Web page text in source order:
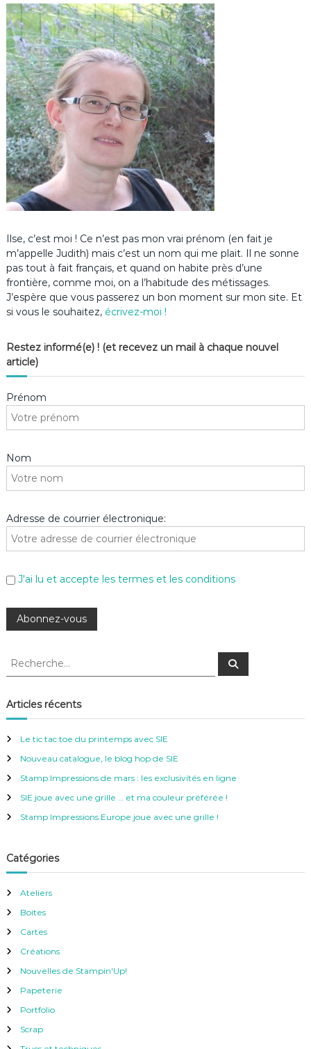
Ilse, c’est moi ! Ce n’est pas mon vrai prénom (en fait je
m’appelle Judith) mais c’est un nom qui me plait. Il ne sonne
pas tout à fait français, et quand on habite près d’une
frontière, comme moi, on a l’habitude des métissages.
J’espère que vous passerez un bon moment sur mon site. Et
si vous le souhaitez,écrivez-moi !
Restez informé(e) ! (et recevez un mail à chaque nouvel
article)
Prénom
Nom
Adresse de courrier électronique:
J'ai lu et accepte les termes et les conditions
R
h
e
c
h
e
:
R
c
Articles récents
Le tic tac toe du printemps avec SIE
Nouveau catalogue, le blog hop de SIE
Stamp Impressions de mars : les exclusivités en ligne
SIE joue avec une grille … et ma couleur préférée !
Stamp Impressions Europe joue avec une grille !
Catégories
Ateliers
Boites
Cartes
Créations
Nouvelles de Stampin'Up!
Papeterie
Portfolio
Scrap